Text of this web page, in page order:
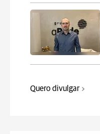
Quero divulgar